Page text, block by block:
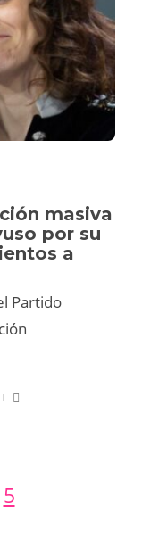
masiva
por su
a
Partido
5